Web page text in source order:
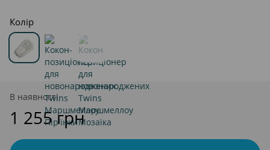
Колір
В наявності
1 255 грн